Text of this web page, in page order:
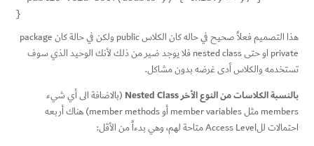
}
هذا التصميم فعلاً صحيح في حاله كان الكلاس public ولكن في حالة كان package
private او حتى nested class فلا يوجد ضير من ذلك لأنك الوحيد الذي سوف
تستخدمه والكلاس أدى غرضه بدون مشاكل.
بالنسبة الكلاسات من النوع الأخر Nested Class
(بالاضافة الى أي شيء
members مثل member variables أو member methods) هناك أربعه
احتمالات للAccess Level متاحة لهم، وهي بدءاً من الأقل: